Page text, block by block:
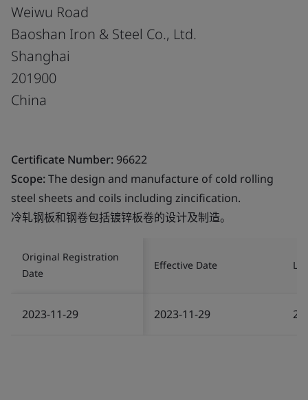
Weiwu Road
Baoshan Iron & Steel Co., Ltd.
Shanghai
201900
China
Certificate Number: 96622
Scope:The design and manufacture of cold rolling
steel sheets and coils including zincification.
冷轧钢板和钢卷包括镀锌板卷的设计及制造。
Original Registration
Date
Effective Date
2023-11-29 2023-11-29